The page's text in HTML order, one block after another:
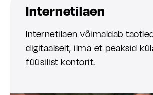
Internetilaen
Internetilaen võimaldab
digitaalselt, ilma et peaksid
füüsilist kontorit.